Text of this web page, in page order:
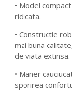
• Model
ridicata.
• Constructie
mai buna
de viata extinsa.
• Maner
sporirea